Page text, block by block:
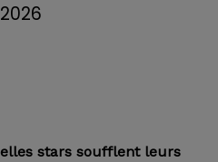
stars soufflent leurs